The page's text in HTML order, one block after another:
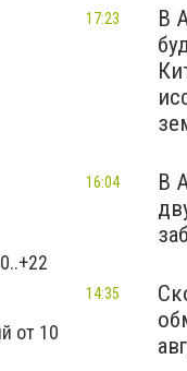
от 10
В
17:23
В
16:04
14:35